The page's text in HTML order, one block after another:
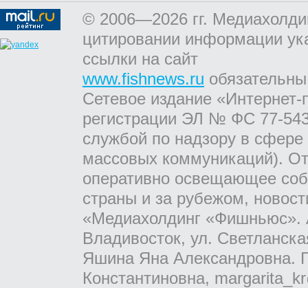
© 2006—2026 гг.
цитировании информации
ссылки на сайт
www.fishnews.ru
Сетевое издание
регистрации ЭЛ № ФС 77-
службой по надзору в
массовых коммуникаций).
оперативно освещающее
страны и за рубежом,
«Медиахолдинг «Фишньюс».
Владивосток, ул.
Яшина Яна Александровна.
Константиновна,